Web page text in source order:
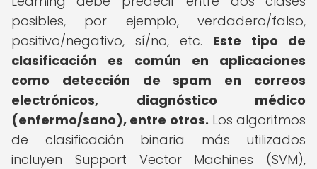
posibles, por ejemplo, verdadero/falso,
positivo/negativo, sí/no, etc. Este tipo de
clasificación es común en aplicaciones
como detección de spam en correos
electrónicos, diagnóstico médico
(enfermo/sano), entre otros. Los algoritmos
de clasificación binaria más utilizados
incluyen Support Vector Machines (SVM),